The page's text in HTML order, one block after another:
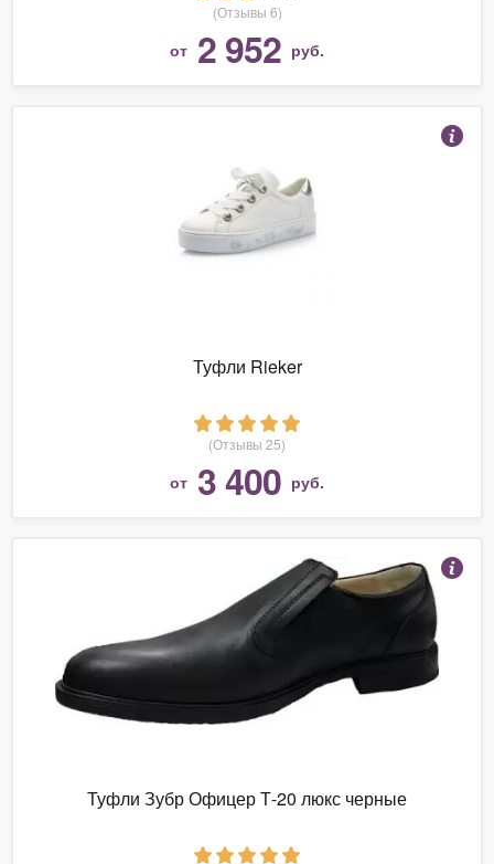
(Отзывы 6)
от 2 952 руб.
Туфли Rieker
(Отзывы 25)
от 3 400 руб.
Туфли Зубр Офицер Т-20 люкс черные